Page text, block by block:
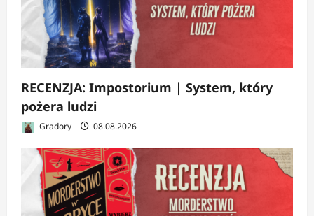
RECENZJA: Impostorium | System, który
pożera ludzi
Gradory 08.08.2026